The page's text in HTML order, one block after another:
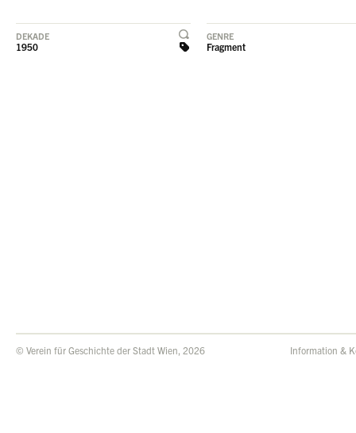
DEKADE
1950
GENRE
Fragment
© Verein für Geschichte der Stadt Wien, 2026 Information &